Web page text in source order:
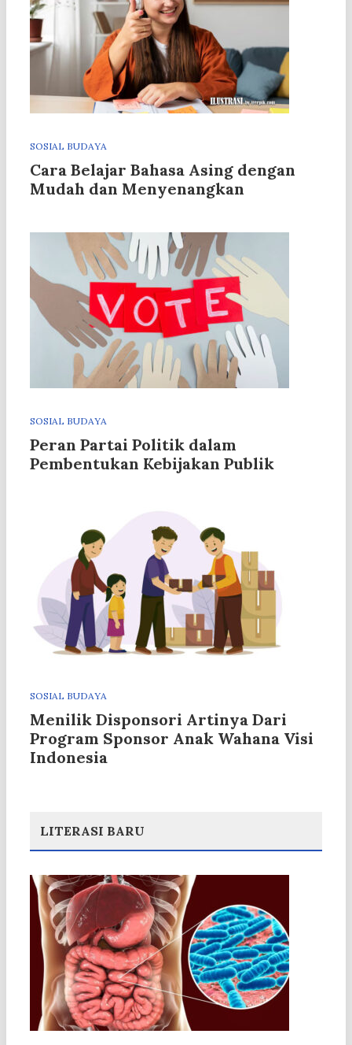
SOSIAL BUDAYA
Cara Belajar Bahasa Asing dengan
Mudah dan Menyenangkan
SOSIAL BUDAYA
Peran Partai Politik dalam
Pembentukan Kebijakan Publik
SOSIAL BUDAYA
Menilik Disponsori Artinya Dari
Program Sponsor Anak Wahana Visi
Indonesia
LITERASI BARU